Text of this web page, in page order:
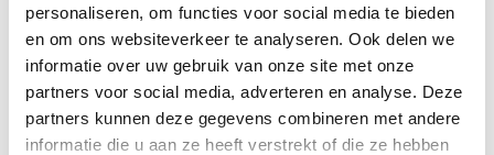
personaliseren, om functies voor social media te bieden
en om ons websiteverkeer te analyseren. Ook delen we
informatie over uw gebruik van onze site met onze
partners voor social media, adverteren en analyse. Deze
partners kunnen deze gegevens combineren met andere
informatie die u aan ze heeft verstrekt of die ze hebben